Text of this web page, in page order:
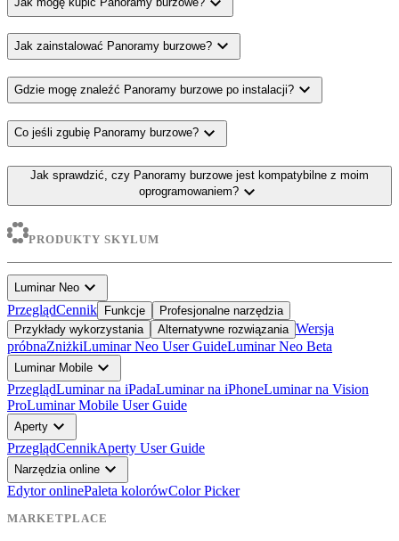
Jak zainstalować Panoramy burzowe? expand_more
Gdzie mogę znaleźć Panoramy burzowe po instalacji? expand_more
Co jeśli zgubię Panoramy burzowe? expand_more
Jak sprawdzić, czy Panoramy burzowe jest kompatybilne z moim
oprogramowaniem? expand_more
PRODUKTY SKYLUM
Luminar Neo expand_more
PrzeglądCennik Funkcje
Profesjonalne narzędzia
Przykłady wykorzystania
Alternatywne rozwiązania Wersja
próbnaZniżkiLuminar Neo User GuideLuminar Neo Beta
Luminar Mobile expand_more
PrzeglądLuminar na iPadaLuminar na iPhoneLuminar na Vision
ProLuminar Mobile User Guide
Aperty expand_more
PrzeglądCennikAperty User Guide
Narzędzia online expand_more
Edytor onlinePaleta kolorówColor Picker
MARKETPLACE